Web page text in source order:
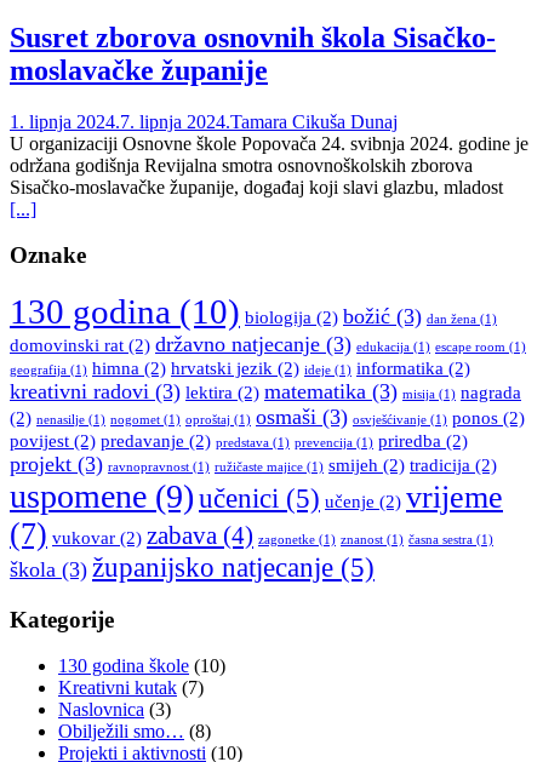
Susret zborova osnovnih škola Sisačko-
moslavačke županije
1. lipnja 2024.7. lipnja 2024.Tamara Cikuša Dunaj
U organizaciji Osnovne škole Popovača 24. svibnja 2024. godine je
održana godišnja Revijalna smotra osnovnoškolskih zborova
Sisačko-moslavačke županije, događaj koji slavi glazbu, mladost
[...]
Oznake
130 godina (10) biologija (2) božić (3) dan žena (1)
domovinski rat (2) državno natjecanje (3) edukacija (1) escape room (1)
geografija (1) himna (2) hrvatski jezik (2) ideje (1) informatika (2)
kreativni radovi (3) lektira (2) matematika (3) misija (1) nagrada
(2) nenasilje (1) nogomet (1) oproštaj (1) osmaši (3) osvješćivanje (1) ponos (2)
povijest (2) predavanje (2) predstava (1) prevencija (1) priredba (2)
projekt (3) ravnopravnost (1) ružičaste majice (1) smijeh (2) tradicija (2)
uspomene (9) učenici (5) učenje (2) vrijeme
(7) vukovar (2) zabava (4) zagonetke (1) znanost (1) časna sestra (1)
škola (3) županijsko natjecanje (5)
Kategorije
130 godina škole (10)
Kreativni kutak (7)
Naslovnica (3)
Obilježili smo… (8)
Projekti i aktivnosti (10)